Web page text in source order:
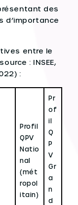
des
d’importance
entre le
: INSEE,
:
Profil
QPV
Natio
nal
(mét
ropol
itain)
Pr
of
il
Q
P
V
Gr
a
n
d